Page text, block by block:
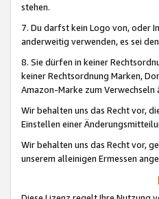
stehen.
7. Du darfst kein Logo von, oder
anderweitig verwenden, es sei
8. Sie dürfen in keiner
keiner Rechtsordnung Marken,
Amazon-Marke zum Verwechseln
Wir behalten uns das Recht vor,
Einstellen einer
Wir behalten uns das Recht vor,
unserem alleinigen Ermessen